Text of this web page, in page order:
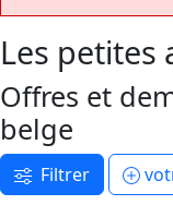
Les petites
Offres et
belge
Filtrer